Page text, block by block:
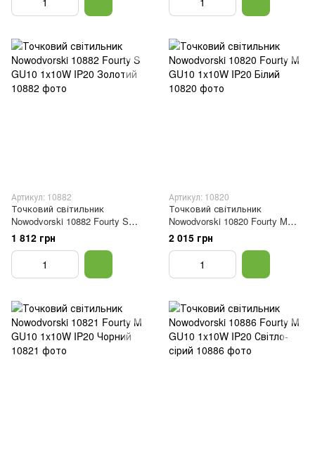
Артикул: 10882
Точковий світильник
Nowodvorski 10882 Fourty S
GU10 1x10W IP20 Золотий
1 812 грн
Артикул: 10820
Точковий світильник
Nowodvorski 10820 Fourty M
GU10 1x10W IP20 Білий
2 015 грн